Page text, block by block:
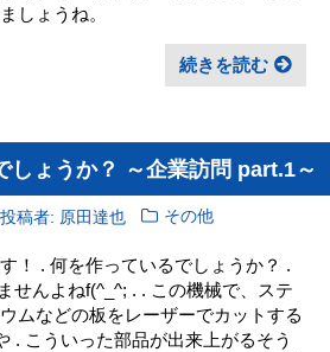
しょうね。
続きを読む
しょうか？ ～企業訪問 part.1～
投稿者: 原田達也 その他
！ . 何を作っているでしょうか？ .
せんよねf(^_^; . . この機械で、ステ
ムなどの板をレーザーでカットする
. こういった部品が出来上がるそう